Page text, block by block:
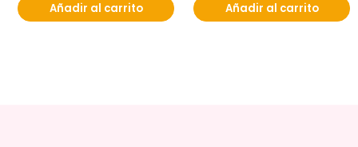
Añadir al carrito Añadir al carrito